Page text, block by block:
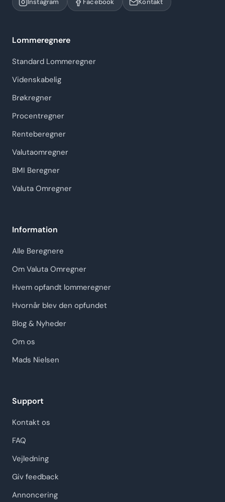
Instagram Facebook Kontakt
Lommeregnere
Standard Lommeregner
Videnskabelig
Brøkregner
Procentregner
Renteberegner
Valutaomregner
BMI Beregner
Valuta Omregner
Information
Alle Beregnere
Om Valuta Omregner
Hvem opfandt lommeregner
Hvornår blev den opfundet
Blog & Nyheder
Om os
Mads Nielsen
Support
Kontakt os
FAQ
Vejledning
Giv feedback
Annoncering